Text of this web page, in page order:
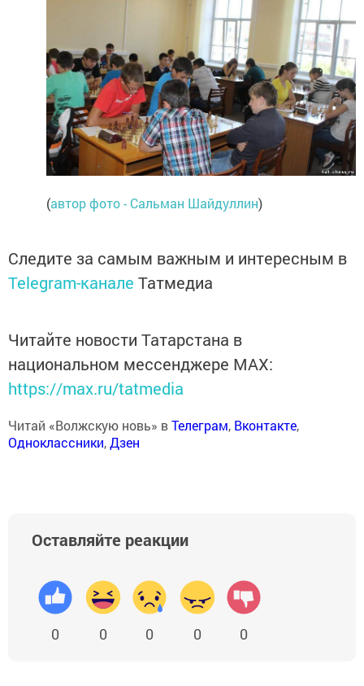
(автор фото - Сальман Шайдуллин)
Следите за самым важным и интересным в
Telegram-канале Татмедиа
Читайте новости Татарстана в
национальном мессенджере MАХ:
https://max.ru/tatmedia
Читай «Волжскую новь» вТелеграм, Вконтакте,
Одноклассники,Дзен
Оставляйте реакции
0 0 0 0 0